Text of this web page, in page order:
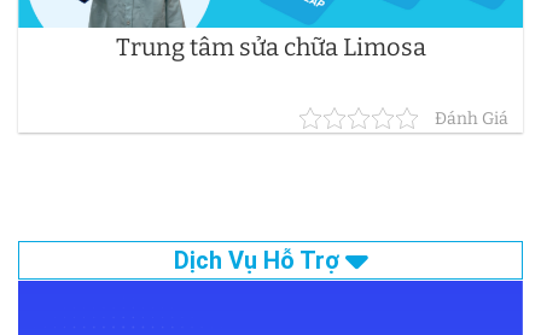
Trung tâm sửa chữa Limosa
Đánh Giá
Dịch Vụ Hỗ Trợ